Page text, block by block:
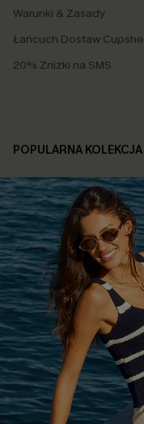
Warunki & Zasady
Łańcuch Dostaw Cupshe
20% Zniżki na SMS
POPULARNA KOLEKCJA
Sale
Nowości
Modne Sukienki
Niezbędnik na Wakacje
Miękka Dzianina
Kontroli Brzucha
Wysokim Stanem